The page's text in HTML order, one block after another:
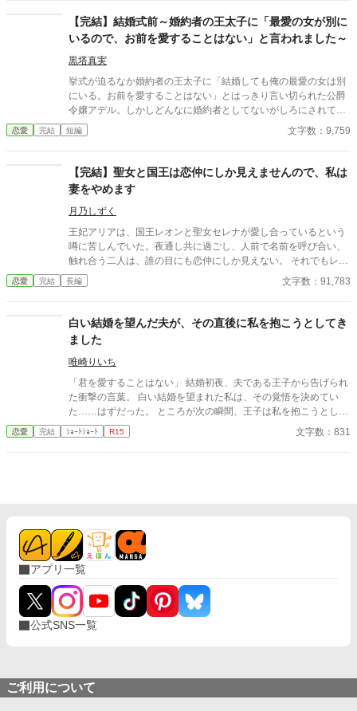
なり、美しく成長した妻を前に、ハイドランジアは、心が揺ら
ぐ。 自分への恋心を忘れてしまったとしても、これ程までに思っ
てくれていたのなら、また、愛を育めるのではないのか？ 様々な
人間の思いが交錯し、物語は、思わぬ方向へと進んでいく。
【完結】結婚式前～婚約者の王太子に「最愛の女が別に
いるので、お前を愛することはない」と言われました～
黒塔真実
挙式が迫るなか婚約者の王太子に「結婚しても俺の最愛の女は別
にいる。お前を愛することはない」とはっきり言い切られた公爵
令嬢アデル。しかしどんなに婚約者としてないがしろにされても
女性としての誇りを傷つけられても彼女は平気だった。なぜなら
大切な「心の拠り所」があるから……。しかし、王立学園の卒業
を受けるのだった―― ※神視点。■なろうにも別タイトルで重
複投稿←【ジャンル日間4位】。
恋愛 完結 短編 文字数：9,759
【完結】聖女と国王は恋仲にしか見えませんので、私は
妻をやめます
月乃しずく
王妃アリアは、国王レオンと聖女セレナが愛し合っているという
噂に苦しんでいた。夜通し共に過ごし、人前で名前を呼び合い、
触れ合う二人は、誰の目にも恋仲にしか見えない。 それでもレオ
ンは「国を守るために必要なことだ」と妻の痛みに気づかず、セ
レナも王妃の席へ座り、妻のように振る舞い続ける。ついに礼拝
に呆れましたわ」そして結婚指輪をレオンへ投げつけ、「私は、
あなたの妻をやめます」と宣言する。だが王妃が去った直後、妻
になったつもりで振る舞う聖女へ、王宮中の視線は冷たく変わっ
ていき。
恋愛 完結 長編 文字数：91,783
白い結婚を望んだ夫が、その直後に私を抱こうとしてき
ました
唯崎りいち
「君を愛することはない」 結婚初夜、夫である王子から告げられ
た衝撃の言葉。 白い結婚を望まれた私は、その覚悟を決めてい
た……はずだった。 ところが次の瞬間、王子は私を抱こうとして
くる。 「待ってください！ あなた、私を愛さないと言いました
よね？」 愛するつもりはないのに、なぜ身体の関係だけ求めるの
恋愛 完結 ｼｮｰﾄｼｮｰﾄ R15 文字数：831
アプリ一覧
公式SNS一覧
ご利用について